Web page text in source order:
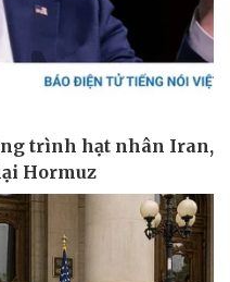
Thị trường
Giá vàng
Tiêu dùng
Tỷ giá
Chứng khoán
Giá cà phê